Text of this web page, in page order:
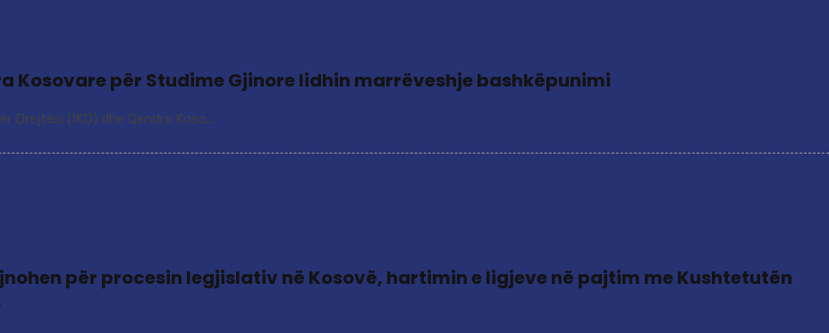
Kosovare për Studime Gjinore lidhin marrëveshje bashkëpunimi
(IKD) dhe Qendra Koso...
për procesin legjislativ në Kosovë, hartimin e ligjeve në pajtim me Kushtetutën